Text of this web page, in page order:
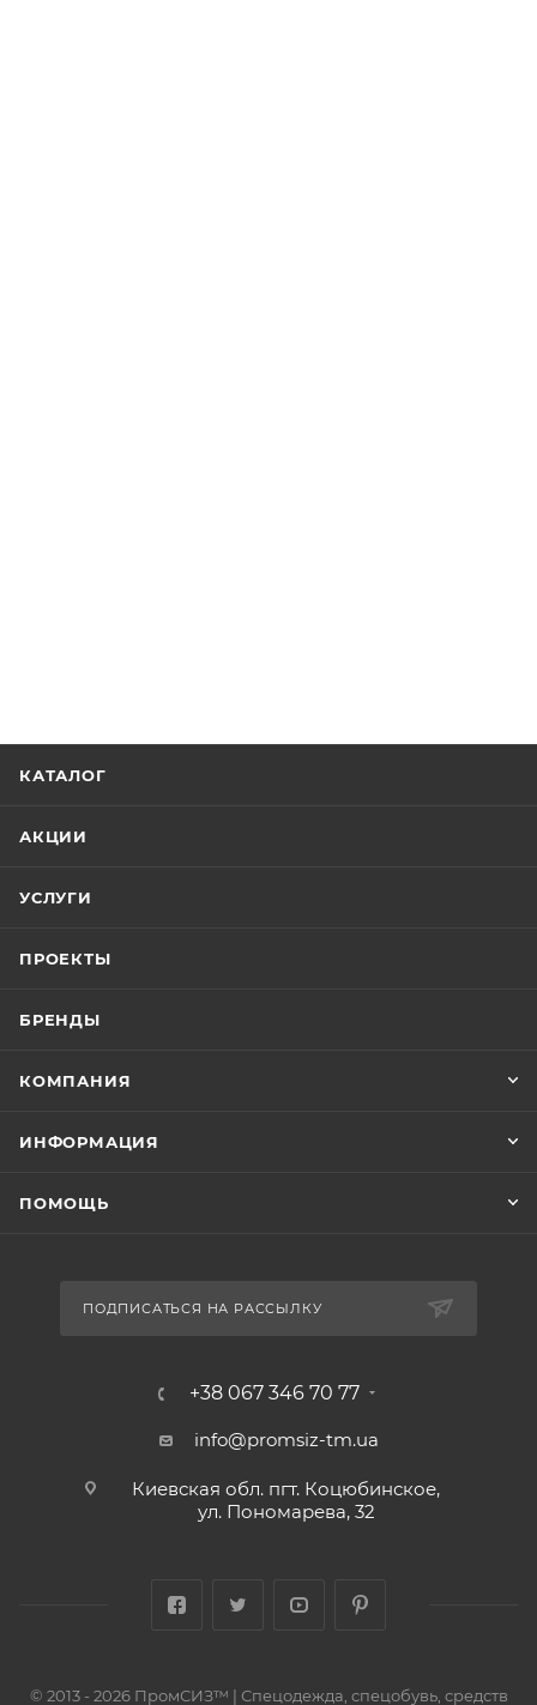
КАТАЛОГ
АКЦИИ
УСЛУГИ
ПРОЕКТЫ
БРЕНДЫ
КОМПАНИЯ
ИНФОРМАЦИЯ
ПОМОЩЬ
ПОДПИСАТЬСЯ НА РАССЫЛКУ
+38 067 346 70 77
info@promsiz-tm.ua
Киевская обл. пгт. Коцюбинское,
ул. Пономарева, 32
© 2013 - 2026 ПромСИЗ™ | Спецодежда, спецобувь, средств